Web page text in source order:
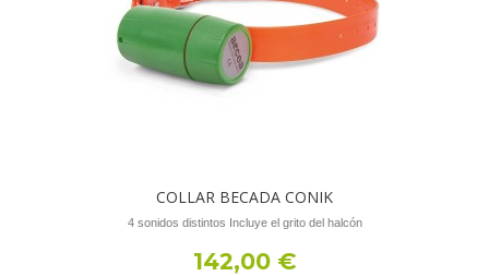
COLLAR BECADA CONIK
4 sonidos distintos Incluye el grito del halcón
142,00 €